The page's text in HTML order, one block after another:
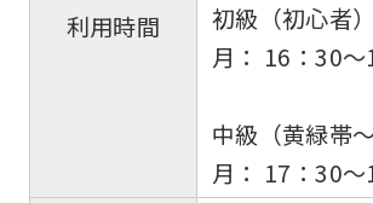
利用時間
初級（初心者）
月： 16：30
中級（黄緑帯〜
月： 17：30